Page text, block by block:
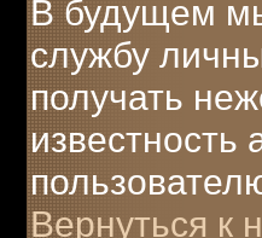
В будущем
службу
получать
Вернуться к